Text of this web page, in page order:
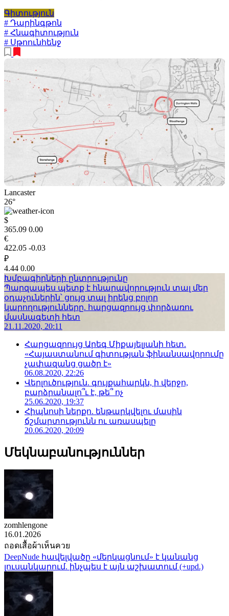
Գիտություն
# Դարինգթոն
# Հնագիտություն
# Սթոունհենջ
Lancaster
26°
$
365.09 0.00
€
422.05 -0.03
₽
4.44 0.00
Խմբագիրների ընտրությունը
Պարզապես պետք է հնարավորություն տալ մեր
օդաչուներին՝ ցույց տալ իրենց բոլոր
կարողությունները. հարցազրույց փորձառու
մասնագետի հետ
21.11.2020, 20:11
Հարցազրույց Արեգ Միքայելյանի հետ.
«Հայաստանում գիտության ֆինանսավորումը
չափազանց ցածր է»
06.08.2020, 22:26
Վերլուծություն. գույքահարկն, ի վերջո,
բարձրանալո՞ւ է, թե՞ ոչ
25.06.2020, 19:37
Հիպնոսի ներքո. ենթարկվելու մասին
ճշմարտությունն ու առասպելը
20.06.2020, 20:09
Մեկնաբանություններ
zomhlengone
16.01.2026
ถอดเสื้อผ้าเห็นควย
DeepNude հավելվածը «մերկացնում» է կանանց
լուսանկարում. ինչպես է այն աշխատում (+upd.)